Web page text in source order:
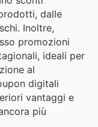
dalle
Inoltre,
promozioni
ideali per
al
digitali
vantaggi e
più